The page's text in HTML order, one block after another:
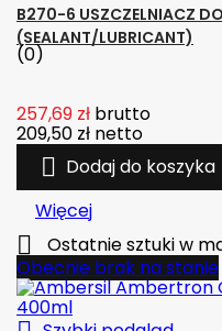
B270-6 USZCZELNIACZ
(SEALANT/LUBRICANT)
(0)
257,69 zł brutto
209,50 zł netto
 Dodaj do koszyka
Więcej

Ostatnie sztuki w
Obecnie brak na stanie